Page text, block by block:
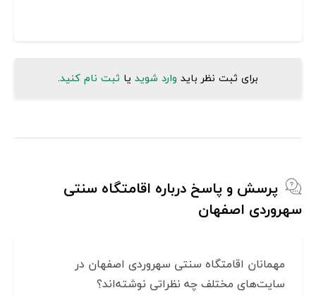
برای ثبت نظر باید وارد شوید یا ثبت نام کنید.
پرسش و پاسخ درباره اقامتگاه سنتی
سهروردی اصفهان
مهمانان اقامتگاه سنتی سهروردی اصفهان در
سایت‌های مختلف چه نظراتی نوشته‌اند؟